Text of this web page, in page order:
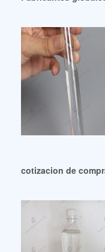
cotizacion de